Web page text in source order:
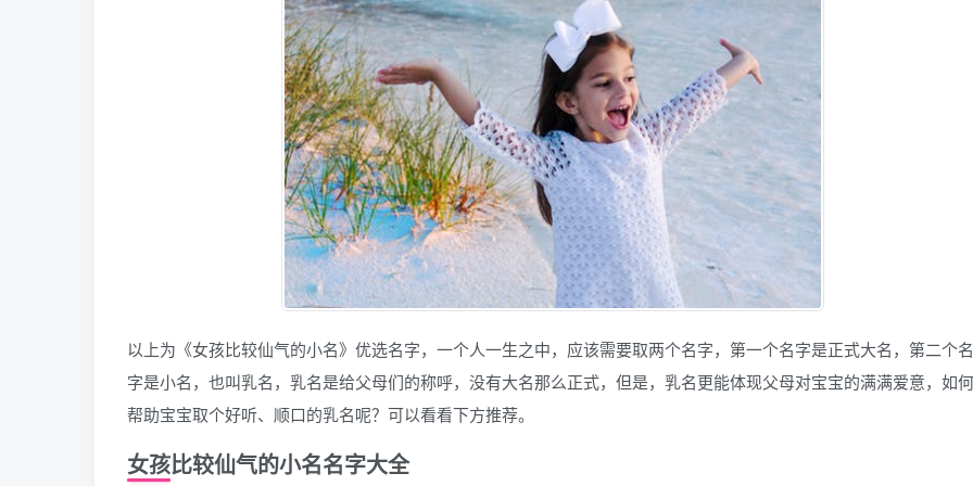
以上为《女孩比较仙气的小名》优选名字，一个人一生之中，应该需要取两个名字，第一个名字是正式大名，第二个名
字是小名，也叫乳名，乳名是给父母们的称呼，没有大名那么正式，但是，乳名更能体现父母对宝宝的满满爱意，如何
帮助宝宝取个好听、顺口的乳名呢？可以看看下方推荐。
女孩比较仙气的小名名字大全